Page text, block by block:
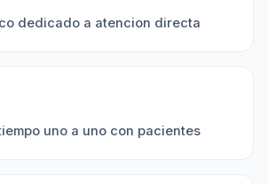
dedicado a atencion directa
uno a uno con pacientes